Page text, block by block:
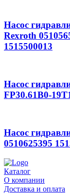
Насос
Rexroth
1515500013
Насос
FP30.61B0-
Насос
0510625395
Каталог
О компании
Доставка и оплата